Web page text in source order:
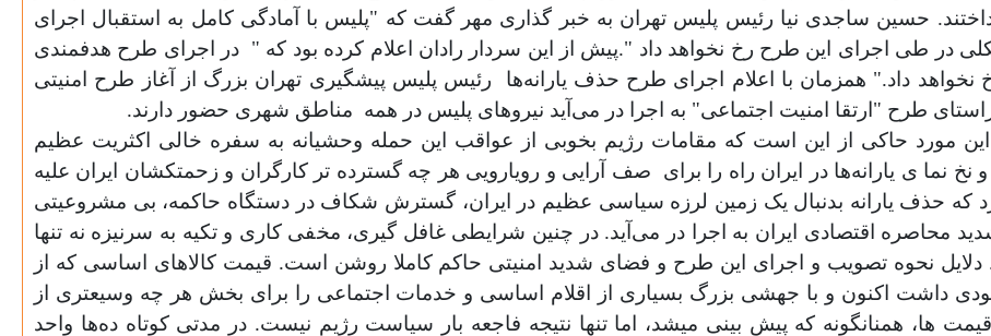
حسین ساجدی نیا رئیس پلیس تهران به خبر گذاری مهر گفت که "پلیس با آمادگی کامل به استقبال اجرای
در طی اجرای این طرح رخ نخواهد داد ".پیش از این سردار رادان اعلام کرده بود که " در اجرای طرح هدفمندی
نخواهد داد." همزمان با اعلام اجرای طرح حذف یارانه‌ها
رئیس پلیس پیشگیری تهران بزرگ از آغاز طرح امنیتی
طرح "ارتقا امنیت اجتماعی" به اجرا در می‌‌آید نیروهای پلیس در همه مناطق شهری حضور دارند.
مورد حاکی از این است که مقامات رژیم بخوبی از عواقب این حمله وحشیانه به سفره خالی‌ اکثریت عظیم
نما ی یارانه‌ها در ایران راه را برای
صف آرایی و رویارویی هر چه گسترده تر کارگران و زحمتکشان ایران علیه
که حذف یارانه بدنبال یک زمین لرزه سیاسی عظیم در ایران، گسترش شکاف در دستگاه حاکمه، بی‌ مشروعیتی
محاصره اقتصادی ایران به اجرا در می‌‌آید. در چنین شرایطی غافل گیری، مخفی‌ کاری و تکیه به سرنیزه نه تنها
دلایل نحوه تصویب و اجرای این طرح و فضای شدید امنیتی حاکم کاملا روشن است. قیمت کالا‌های اساسی‌ که از
داشت اکنون و با جهشی بزرگ بسیاری از اقلام اساسی‌ و خدمات اجتماعی را برای بخش هر چه وسیعتری از
ها، همنانگونه که پیش بینی‌ میشد، اما تنها نتیجه فاجعه بار سیاست رژیم نیست. در مدتی‌ کوتاه ده‌ها واحد